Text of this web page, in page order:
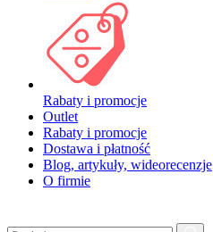
Rabaty i promocje
Outlet
Rabaty i promocje
Dostawa i płatność
Blog, artykuły, wideorecenzje
O firmie